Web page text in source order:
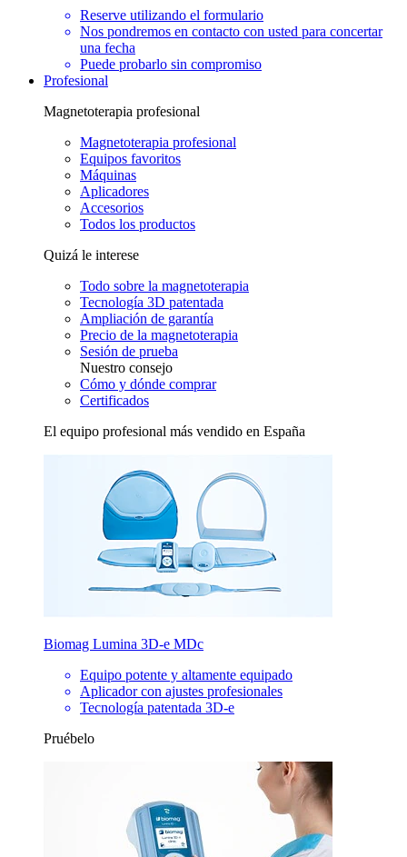
Reserve utilizando el formulario
Nos pondremos en contacto con usted para concertar
una fecha
Puede probarlo sin compromiso
Profesional
Magnetoterapia profesional
Magnetoterapia profesional
Equipos favoritos
Máquinas
Aplicadores
Accesorios
Todos los productos
Quizá le interese
Todo sobre la magnetoterapia
Tecnología 3D patentada
Ampliación de garantía
Precio de la magnetoterapia
Sesión de prueba
Nuestro consejo
Cómo y dónde comprar
Certificados
El equipo profesional más vendido en España
Biomag Lumina 3D-e MDc
Equipo potente y altamente equipado
Aplicador con ajustes profesionales
Tecnología patentada 3D-e
Pruébelo